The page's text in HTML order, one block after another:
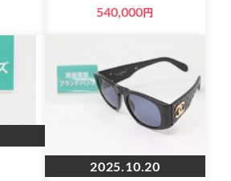
540,000円
2025.10.20